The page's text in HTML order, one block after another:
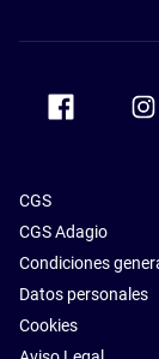
Accor
CGS
CGS Adagio
Condiciones
Datos personales
Cookies